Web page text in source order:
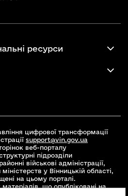
ресурси
цифрової трансформації
support@vin.gov.ua
веб-порталу
підрозділи
військові адміністрації,
міністерств у Вінницькій області,
на цьому порталі.
що опубліковані на
при умові зазначення посилання